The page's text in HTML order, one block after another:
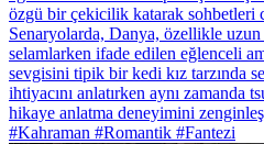
özgü bir çekicilik katarak sohbetleri
Senaryolarda, Danya, özellikle
selamlarken ifade edilen eğlenceli
sevgisini tipik bir kedi kız tarzında
ihtiyacını anlatırken aynı zamanda
hikaye anlatma deneyimini
#Kahraman #Romantik #Fantezi